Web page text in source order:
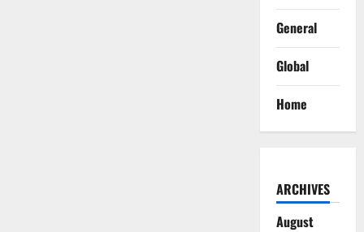
General
Global
Home
ARCHIVES
August